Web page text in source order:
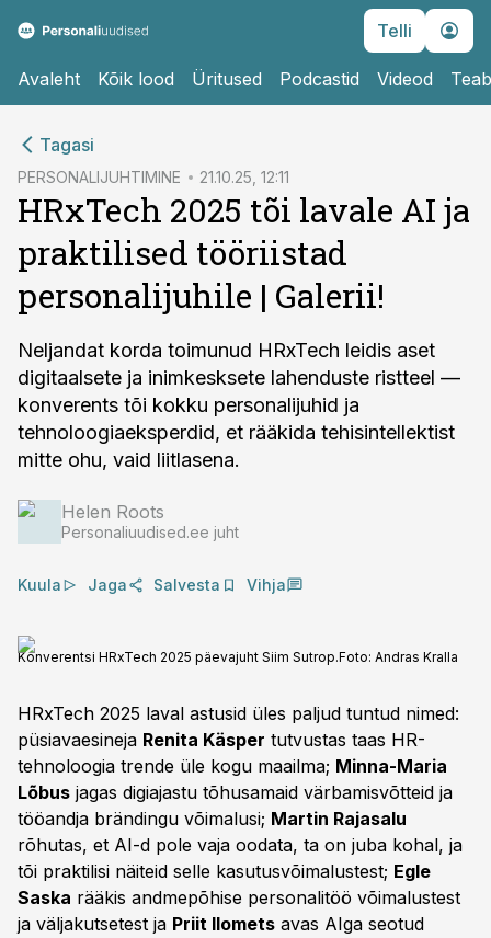
Telli
Avaleht Kõik lood Üritused Podcastid Videod
Tagasi
PERSONALIJUHTIMINE 21.10.25, 12:11
HRxTech 2025 tõi lavale AI ja
praktilised tööriistad
personalijuhile | Galerii!
Neljandat korda toimunud HRxTech leidis aset
digitaalsete ja inimkesksete lahenduste ristteel —
konverents tõi kokku personalijuhid ja
tehnoloogiaeksperdid, et rääkida tehisintellektist
mitte ohu, vaid liitlasena.
Helen Roots
Personaliuudised.ee juht
Kuula Jaga Salvesta Vihja
Konverentsi HRxTech 2025 päevajuht Siim Sutrop.Foto: Andras Kralla
HRxTech 2025 laval astusid üles paljud tuntud nimed:
püsiavaesineja Renita Käsper tutvustas taas HR-
tehnoloogia trende üle kogu maailma; Minna-Maria
Lõbus jagas digiajastu tõhusamaid värbamisvõtteid ja
tööandja brändingu võimalusi; Martin Rajasalu
rõhutas, et AI-d pole vaja oodata, ta on juba kohal, ja
tõi praktilisi näiteid selle kasutusvõimalustest; Egle
Saska rääkis andmepõhise personalitöö võimalustest
ja väljakutsetest ja Priit Ilomets avas AIga seotud